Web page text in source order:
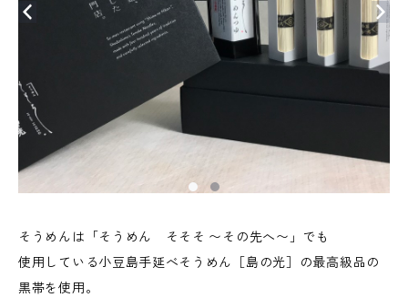
そうめんは「そうめん そそそ 〜その先へ〜」でも
使用している小豆島手延べそうめん［島の光］の最高級品の
黒帯を使用。